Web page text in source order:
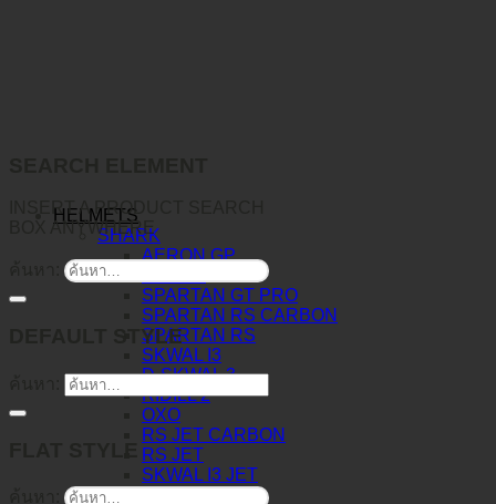
HELMETS
SHARK
AERON GP
SPARTAN GT PRO
SPARTAN RS CARBON
SPARTAN RS
SKWAL I3
D-SKWAL 3
RIDILL 2
OXO
RS JET CARBON
RS JET
SKWAL I3 JET
INSERT A PRODUCT SEARCH
BOX ANYWHERE
DEFAULT STYLE